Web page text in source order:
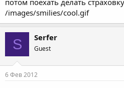
потом поехать делать
/images/smilies/cool.gif
S Serfer
Guest
6 Фев 2012